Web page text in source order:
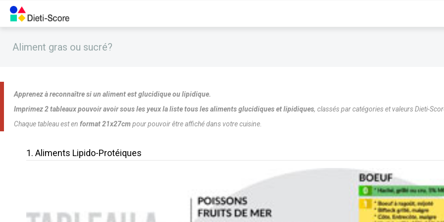
Aliment gras ou sucré?
Apprenez à reconnaître si un aliment est glucidique ou lipidique.
Imprimez 2 tableaux pouvoir avoir sous les yeux la liste tous les aliments glucidiques et lipidiques, classés par catégories et valeurs Dieti-
Chaque tableau est en format 21x27cm pour pouvoir être affiché dans votre cuisine.
1. Aliments Lipido-Protéiques